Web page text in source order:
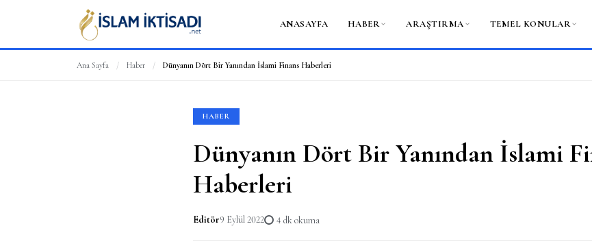
ANASAYFA HABER ARAŞTIRMA TEMEL KONULAR
Ana Sayfa / Haber / Dünyanın Dört Bir Yanından İslami Finans Haberleri
HABER
Dünyanın Dört Bir Yanından İslami
Haberleri
Editör9 Eylül 2022 4 dk okuma